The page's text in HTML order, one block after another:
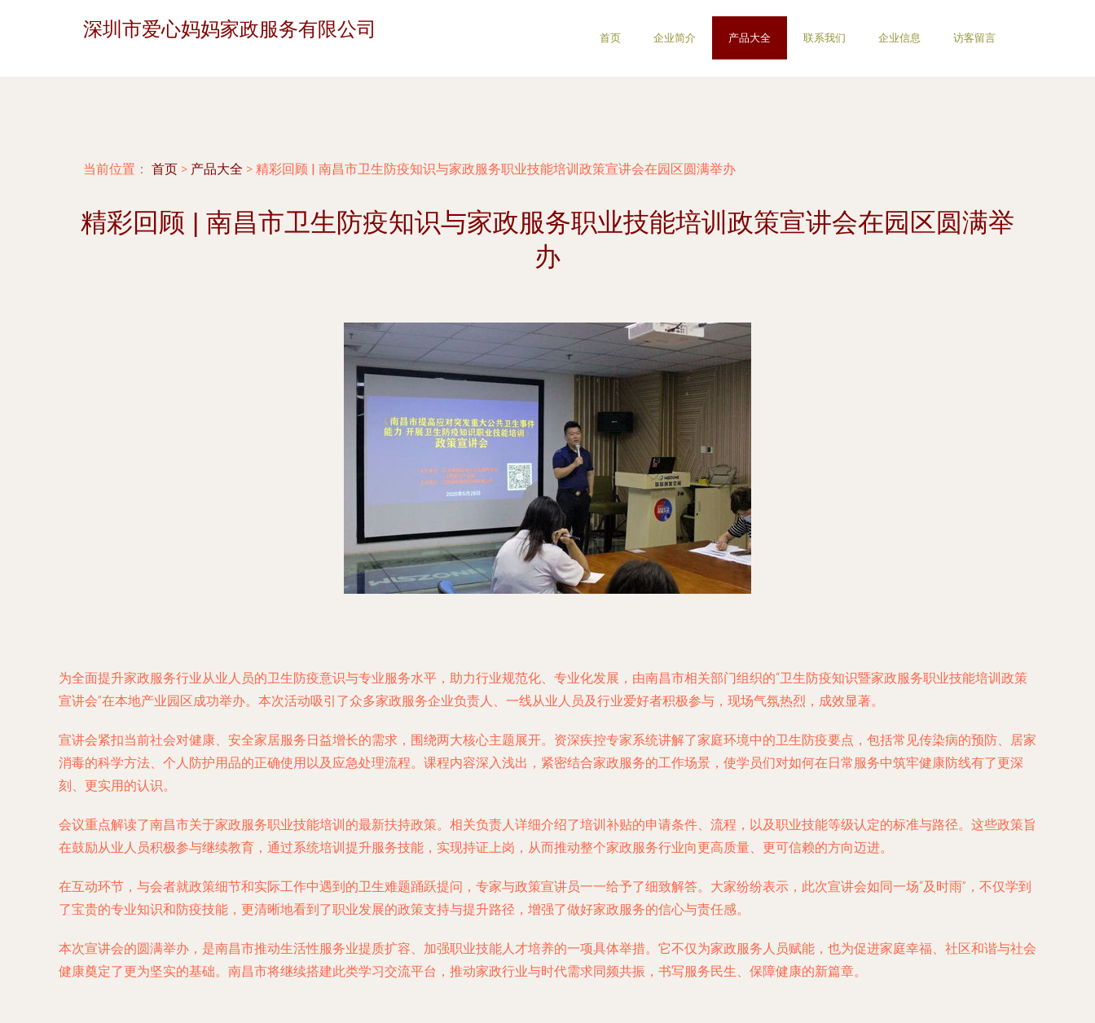
深圳市爱心妈妈家政服务有限公司 首页 企业简介 产品大全 联系我们 企业信息 访客留言
当前位置： 首页 > 产品大全 > 精彩回顾 | 南昌市卫生防疫知识与家政服务职业技能培训政策宣讲会在园区圆满举办
精彩回顾 | 南昌市卫生防疫知识与家政服务职业技能培训政策宣讲会在园区圆满举
办
为全面提升家政服务行业从业人员的卫生防疫意识与专业服务水平，助力行业规范化、专业化发展，由南昌市相关部门组织的“卫生防疫知识暨家政服务职业技能培训政策
宣讲会”在本地产业园区成功举办。本次活动吸引了众多家政服务企业负责人、一线从业人员及行业爱好者积极参与，现场气氛热烈，成效显著。
宣讲会紧扣当前社会对健康、安全家居服务日益增长的需求，围绕两大核心主题展开。资深疾控专家系统讲解了家庭环境中的卫生防疫要点，包括常见传染病的预防、居家
消毒的科学方法、个人防护用品的正确使用以及应急处理流程。课程内容深入浅出，紧密结合家政服务的工作场景，使学员们对如何在日常服务中筑牢健康防线有了更深
刻、更实用的认识。
会议重点解读了南昌市关于家政服务职业技能培训的最新扶持政策。相关负责人详细介绍了培训补贴的申请条件、流程，以及职业技能等级认定的标准与路径。这些政策旨
在鼓励从业人员积极参与继续教育，通过系统培训提升服务技能，实现持证上岗，从而推动整个家政服务行业向更高质量、更可信赖的方向迈进。
在互动环节，与会者就政策细节和实际工作中遇到的卫生难题踊跃提问，专家与政策宣讲员一一给予了细致解答。大家纷纷表示，此次宣讲会如同一场“及时雨”，不仅学到
了宝贵的专业知识和防疫技能，更清晰地看到了职业发展的政策支持与提升路径，增强了做好家政服务的信心与责任感。
本次宣讲会的圆满举办，是南昌市推动生活性服务业提质扩容、加强职业技能人才培养的一项具体举措。它不仅为家政服务人员赋能，也为促进家庭幸福、社区和谐与社会
健康奠定了更为坚实的基础。南昌市将继续搭建此类学习交流平台，推动家政行业与时代需求同频共振，书写服务民生、保障健康的新篇章。